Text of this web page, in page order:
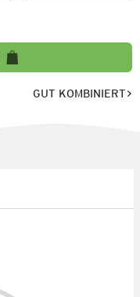
GUT KOMBINIERT